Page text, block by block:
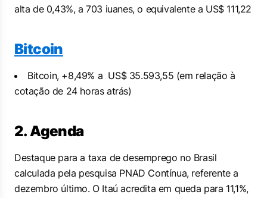
alta de 0,43%, a 703 iuanes, o equivalente a US$ 111,22
Bitcoin
Bitcoin, +8,49% a US$ 35.593,55 (em relação à
cotação de 24 horas atrás)
2. Agenda
Destaque para a taxa de desemprego no Brasil
calculada pela pesquisa PNAD Contínua, referente a
dezembro último. O Itaú acredita em queda para 11,1%,